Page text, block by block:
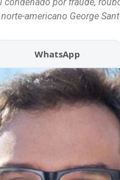
americano George
WhatsApp